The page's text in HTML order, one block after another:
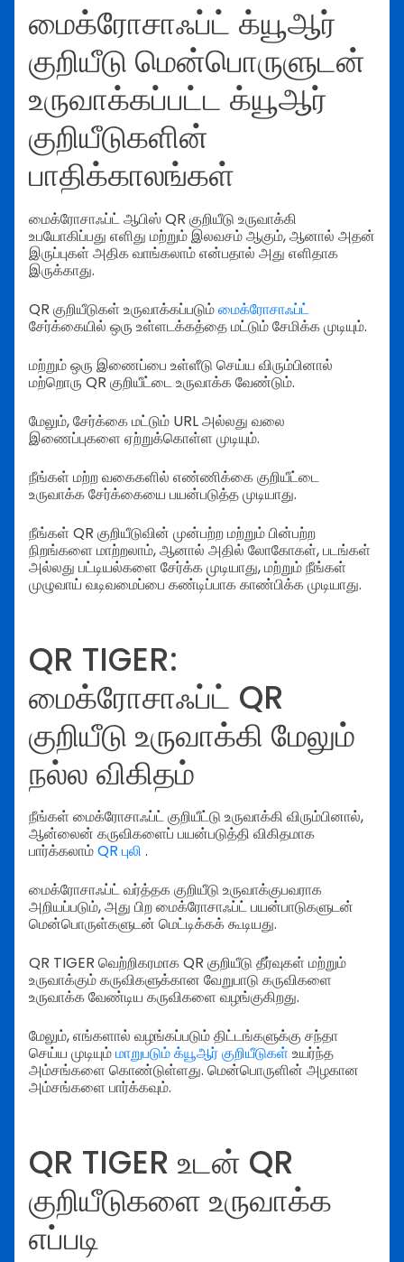
மைக்ரோசாஃப்ட் க்யூஆர்
குறியீடு மென்பொருளுடன்
உருவாக்கப்பட்ட க்யூஆர்
குறியீடுகளின்
பாதிக்காலங்கள்
மைக்ரோசாஃப்ட் ஆபிஸ் QR குறியீடு உருவாக்கி
உபயோகிப்பது எளிது மற்றும் இலவசம் ஆகும், ஆனால் அதன்
இருப்புகள் அதிக வாங்கலாம் என்பதால் அது எளிதாக
இருக்காது.
QR குறியீடுகள் உருவாக்கப்படும்மைக்ரோசாஃப்ட்
சேர்க்கையில் ஒரு உள்ளடக்கத்தை மட்டும் சேமிக்க முடியும்.
மற்றும் ஒரு இணைப்பை உள்ளீடு செய்ய விரும்பினால்
மற்றொரு QR குறியீட்டை உருவாக்க வேண்டும்.
மேலும், சேர்க்கை மட்டும் URL அல்லது வலை
இணைப்புகளை ஏற்றுக்கொள்ள முடியும்.
நீங்கள் மற்ற வகைகளில் எண்ணிக்கை குறியீட்டை
உருவாக்க சேர்க்கையை பயன்படுத்த முடியாது.
நீங்கள் QR குறியீடுவின் முன்பற்ற மற்றும் பின்பற்ற
நிறங்களை மாற்றலாம், ஆனால் அதில் லோகோகள், படங்கள்
அல்லது பட்டியல்களை சேர்க்க முடியாது, மற்றும் நீங்கள்
முழுவாய் வடிவமைப்பை கண்டிப்பாக காண்பிக்க முடியாது.
QR TIGER:
மைக்ரோசாஃப்ட் QR
குறியீடு உருவாக்கி மேலும்
நல்ல விகிதம்
நீங்கள் மைக்ரோசாஃப்ட் குறியீட்டு உருவாக்கி விரும்பினால்,
ஆன்லைன் கருவிகளைப் பயன்படுத்தி விகிதமாக
பார்க்கலாம்QR புலி .
மைக்ரோசாஃப்ட் வர்த்தக குறியீடு உருவாக்குபவராக
அறியப்படும், அது பிற மைக்ரோசாஃப்ட் பயன்பாடுகளுடன்
மென்பொருள்களுடன் மெட்டிக்கக் கூடியது.
QR TIGER வெற்றிகரமாக QR குறியீடு தீர்வுகள் மற்றும்
உருவாக்கும் கருவிகளுக்கான வேறுபாடு கருவிகளை
உருவாக்க வேண்டிய கருவிகளை வழங்குகிறது.
மேலும், எங்களால் வழங்கப்படும் திட்டங்களுக்கு சந்தா
செய்ய முடியும்மாறுபடும் க்யூஆர் குறியீடுகள் உயர்ந்த
அம்சங்களை கொண்டுள்ளது. மென்பொருளின் அழகான
அம்சங்களை பார்க்கவும்.
QR TIGER உடன் QR
குறியீடுகளை உருவாக்க
எப்படி